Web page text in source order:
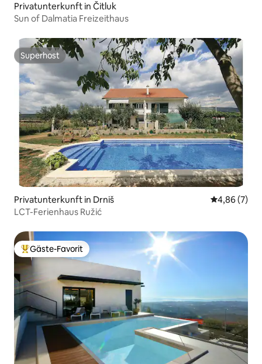
Privatunterkunft in Čitluk
Sun of Dalmatia Freizeithaus
Superhost
Superhost
Privatunterkunft in Drniš
4,86 (7)
LCT-Ferienhaus Ružić
Beliebter Gäste-Favorit.
Gäste-Favorit